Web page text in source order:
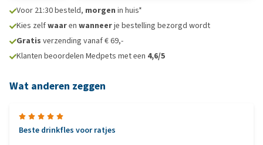
Voor 21:30 besteld, morgen in huis*
Kies zelfwaaren wanneerje bestelling bezorgd wordt
Gratis verzending vanaf € 69,-
Klanten beoordelen Medpets met een 4,6/5
Wat anderen zeggen
Beste drinkfles voor ratjes